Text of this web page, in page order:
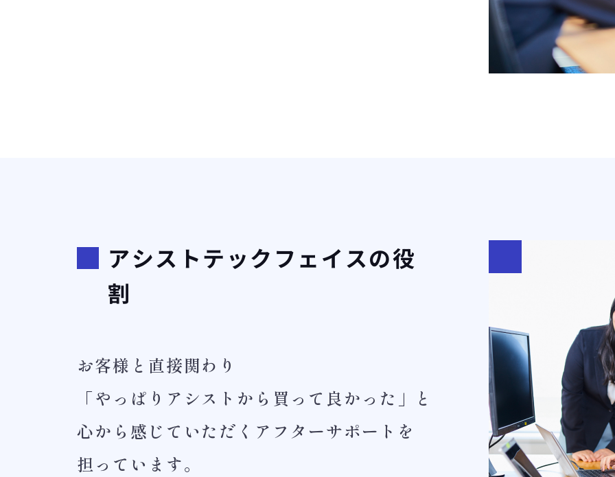
アシストテックフェイスの役
割
お客様と直接関わり
「やっぱりアシストから買って良かった」と
心から感じていただくアフターサポートを
担っています。